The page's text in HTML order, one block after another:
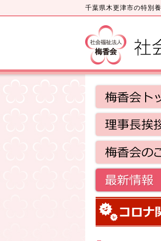
千葉県木更津市の特別